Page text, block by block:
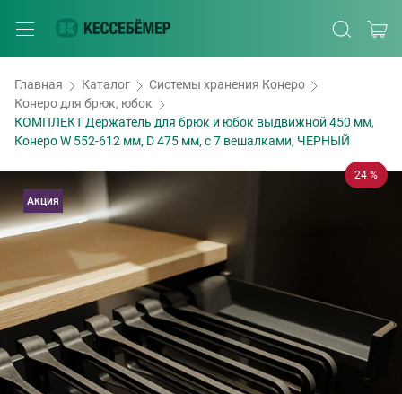
Главная Каталог
Системы хранения Конеро
Конеро для брюк, юбок
КОМПЛЕКТ Держатель для брюк и юбок выдвижной 450 мм,
Конеро W 552-612 мм, D 475 мм, с 7 вешалками, ЧЕРНЫЙ
24 %
Акция